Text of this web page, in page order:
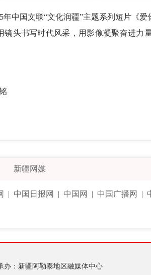
中国文联“文化润疆”主题系列短片《爱
镜头书写时代风采，用影像凝聚奋进力
新疆网媒
| 中国日报网 | 中国网 | 中国广播网 |
办：新疆阿勒泰地区融媒体中心